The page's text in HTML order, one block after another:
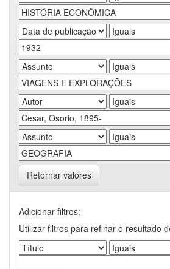
Retornar valores
Adicionar filtros:
Utilizar filtros para refinar o resultado